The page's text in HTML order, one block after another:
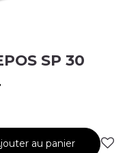
SP 30
au panier